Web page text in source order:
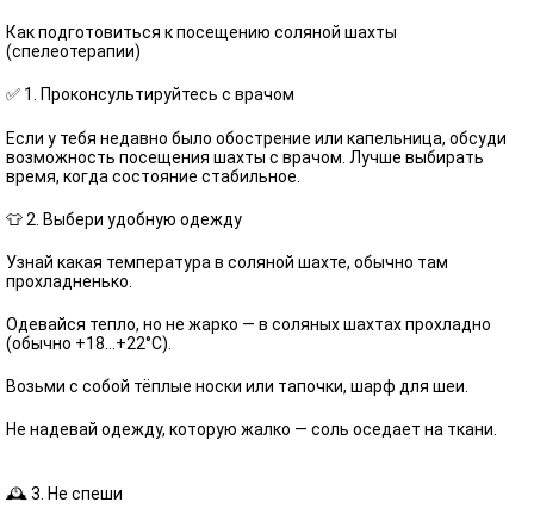
Как подготовиться к посещению соляной шахты
(спелеотерапии)
✅ 1. Проконсультируйтесь с врачом
Если у тебя недавно было обострение или капельница, обсуди
возможность посещения шахты с врачом. Лучше выбирать
время, когда состояние стабильное.
👕 2. Выбери удобную одежду
Узнай какая температура в соляной шахте, обычно там
прохладненько.
Одевайся тепло, но не жарко — в соляных шахтах прохладно
(обычно +18...+22°C).
Возьми с собой тёплые носки или тапочки, шарф для шеи.
Не надевай одежду, которую жалко — соль оседает на ткани.
🕰 3. Не спеши